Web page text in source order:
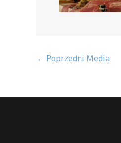
← Poprzedni Media